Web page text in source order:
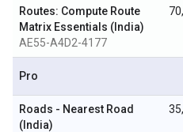
Routes: Compute Route
Matrix Essentials (India)
AE55-A4D2-4177
Pro
Roads - Nearest Road
(India)